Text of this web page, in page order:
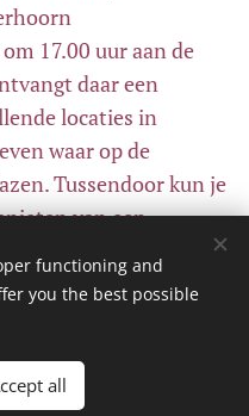
17.00 uur aan de
daar een
locaties in
waar op de
Tussendoor kun je
van een
functioning and
you the best possible
all